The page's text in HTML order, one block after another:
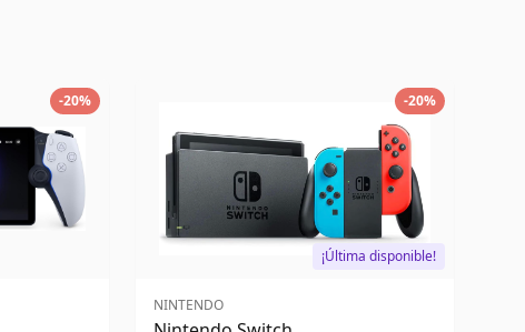
-20% -20%
¡Última disponible!
NINTENDO